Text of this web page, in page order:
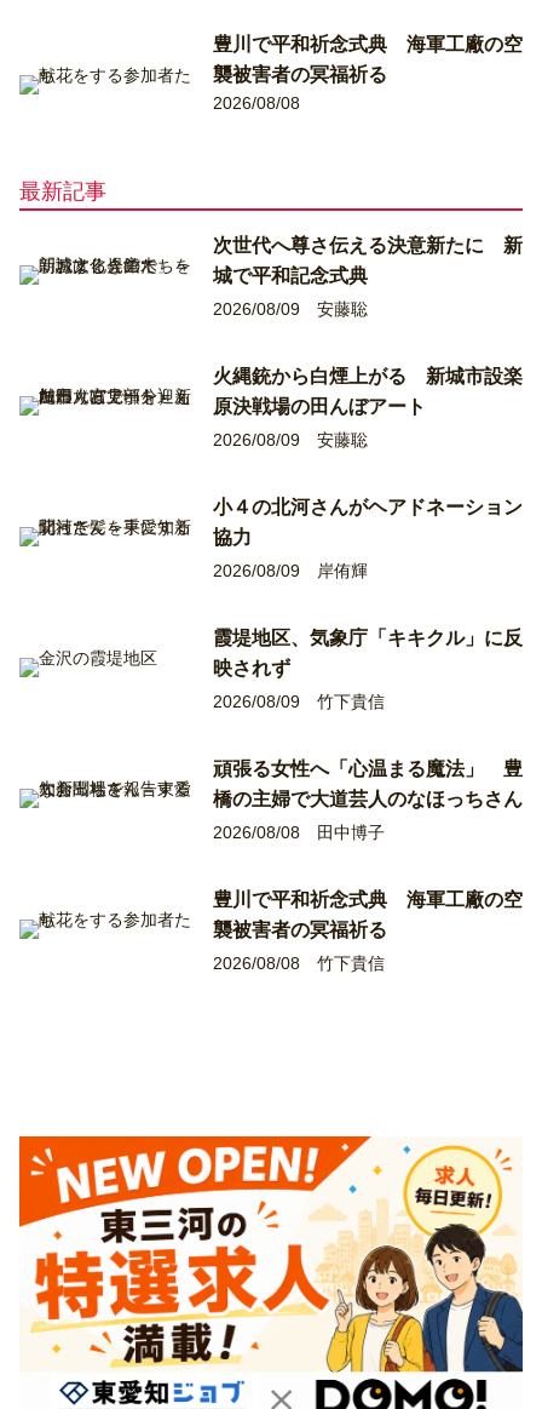
豊川で平和祈念式典 海軍工廠の空
襲被害者の冥福祈る
2026/08/08
最新記事
次世代へ尊さ伝える決意新たに 新
城で平和記念式典
2026/08/09 安藤聡
火縄銃から白煙上がる 新城市設楽
原決戦場の田んぼアート
2026/08/09 安藤聡
小４の北河さんがヘアドネーション
協力
2026/08/09 岸侑輝
霞堤地区、気象庁「キキクル」に反
映されず
2026/08/09 竹下貴信
頑張る女性へ「心温まる魔法」 豊
橋の主婦で大道芸人のなほっちさん
2026/08/08 田中博子
豊川で平和祈念式典 海軍工廠の空
襲被害者の冥福祈る
2026/08/08 竹下貴信